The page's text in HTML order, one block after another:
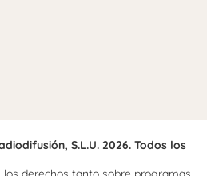
S.L.U. 2026. Todos los